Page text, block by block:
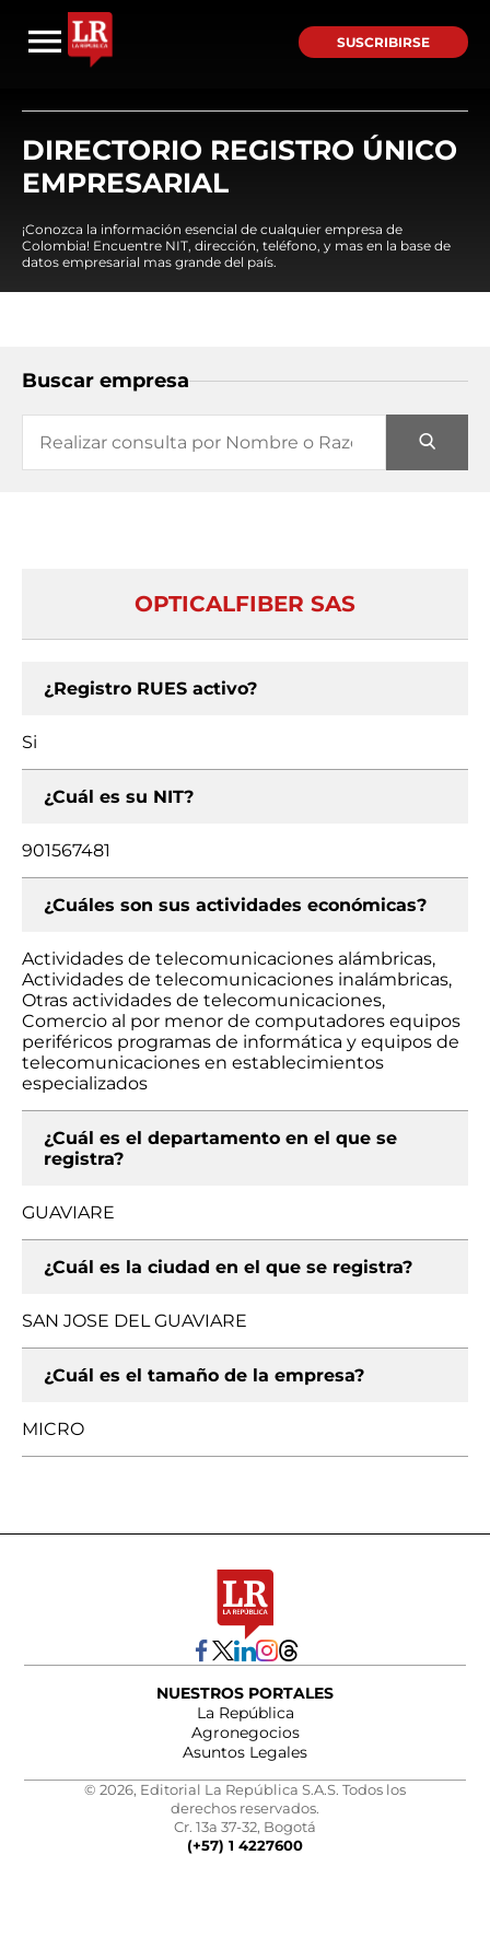
SUSCRIBIRSE
DIRECTORIO REGISTRO ÚNICO
EMPRESARIAL
¡Conozca la información esencial de cualquier empresa de
Colombia! Encuentre NIT, dirección, teléfono, y mas en la base de
datos empresarial mas grande del país.
Buscar empresa
OPTICALFIBER SAS
¿Registro RUES activo?
Si
¿Cuál es su NIT?
901567481
¿Cuáles son sus actividades económicas?
Actividades de telecomunicaciones alámbricas,
Actividades de telecomunicaciones inalámbricas,
Otras actividades de telecomunicaciones,
Comercio al por menor de computadores equipos
periféricos programas de informática y equipos de
telecomunicaciones en establecimientos
especializados
¿Cuál es el departamento en el que se
registra?
GUAVIARE
¿Cuál es la ciudad en el que se registra?
SAN JOSE DEL GUAVIARE
¿Cuál es el tamaño de la empresa?
MICRO
NUESTROS PORTALES
La República
Agronegocios
Asuntos Legales
© 2026, Editorial La República S.A.S. Todos los
derechos reservados.
Cr. 13a 37-32, Bogotá
(+57) 1 4227600